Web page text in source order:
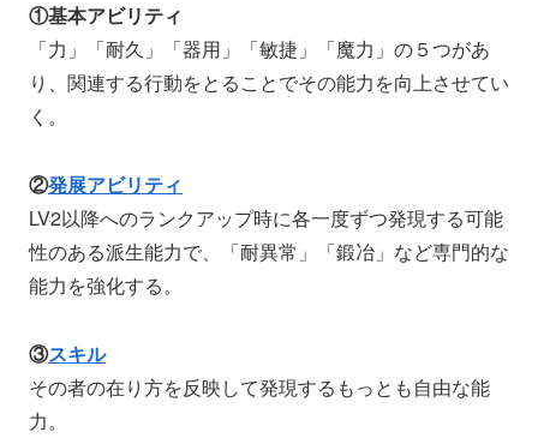
①基本アビリティ
「力」「耐久」「器用」「敏捷」「魔力」の５つがあ
り、関連する行動をとることでその能力を向上させてい
く。
②発展アビリティ
LV2以降へのランクアップ時に各一度ずつ発現する可能
性のある派生能力で、「耐異常」「鍛冶」など専門的な
能力を強化する。
③スキル
その者の在り方を反映して発現するもっとも自由な能
力。